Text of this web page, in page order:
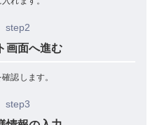
step2
画面へ進む
認します。
step3